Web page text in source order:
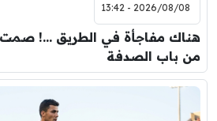
2026/08/08 - 13:42
هناك مفاجأة في الطريق …! صمت
من باب الصدفة